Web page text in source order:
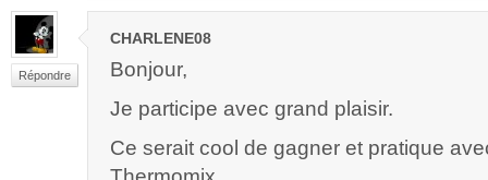
Répondre
CHARLENE08
Bonjour,
Je participe avec grand plaisir.
Ce serait cool de gagner et pratique